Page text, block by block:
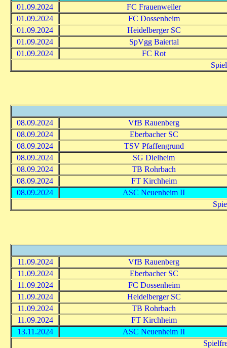
01.09.2024
FC Frauenweiler
01.09.2024
FC Dossenheim
01.09.2024
Heidelberger SC
01.09.2024
SpVgg Baiertal
01.09.2024
FC Rot
08.09.2024
VfB Rauenberg
08.09.2024
Eberbacher SC
08.09.2024
TSV Pfaffengrund
08.09.2024
SG Dielheim
08.09.2024
TB Rohrbach
08.09.2024
FT Kirchheim
08.09.2024
ASC Neuenheim II
11.09.2024
VfB Rauenberg
11.09.2024
Eberbacher SC
11.09.2024
FC Dossenheim
11.09.2024
Heidelberger SC
11.09.2024
TB Rohrbach
11.09.2024
FT Kirchheim
13.11.2024
ASC Neuenheim II